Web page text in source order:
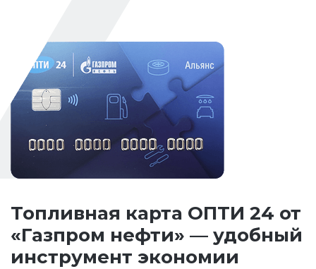
Топливная карта ОПТИ 24 от
«Газпром нефти» — удобный
инструмент экономии